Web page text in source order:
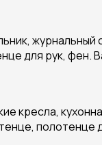
журнальный
для рук, фен.
кресла,
полотенце